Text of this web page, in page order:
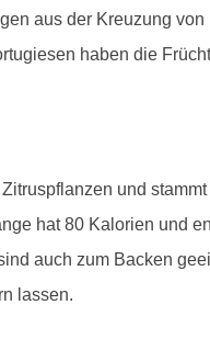
aus der Kreuzung
haben die
und
hat 80 Kalorien und
auch zum Backen
lassen.